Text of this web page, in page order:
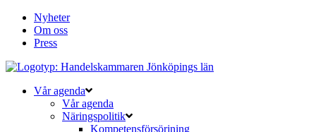
Nyheter
Om oss
Press
Vår agenda
Vår agenda
Näringspolitik
Kompetensförsörjning